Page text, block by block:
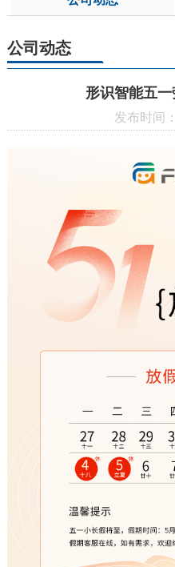
公司动态
形识智能五
发布时间